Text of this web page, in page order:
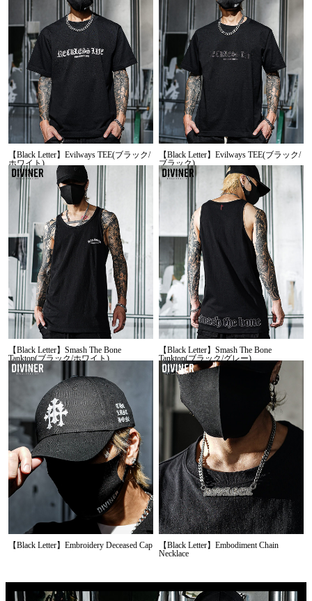
【Black Letter】Evilways TEE(ブラック/
ホワイト)
【Black Letter】Evilways TEE(ブラック/
ブラック)
【Black Letter】Smash The Bone
Tanktop(ブラック/ホワイト)
【Black Letter】Smash The Bone
Tanktop(ブラック/グレー)
【Black Letter】Embroidery Deceased Cap
【Black Letter】Embodiment Chain
Necklace